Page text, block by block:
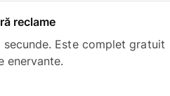
reclame
Este complet gratuit
enervante.